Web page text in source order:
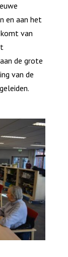
en aan het
van
de grote
van de